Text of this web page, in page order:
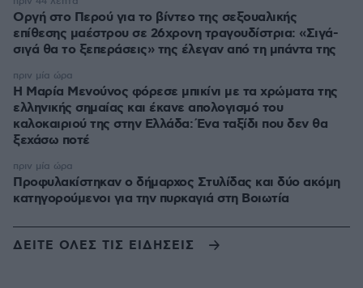
Οργή στο Περού για το βίντεο της σεξουαλικής
επίθεσης μαέστρου σε 26χρονη τραγουδίστρια: «Σιγά-
σιγά θα το ξεπεράσεις» της έλεγαν από τη μπάντα της
Η Μαρία Μενούνος φόρεσε μπικίνι με τα χρώματα της
ελληνικής σημαίας και έκανε απολογισμό του
καλοκαιριού της στην Ελλάδα: Ένα ταξίδι που δεν θα
ξεχάσω ποτέ
πριν μία ώρα
Προφυλακίστηκαν ο δήμαρχος Στυλίδας και δύο ακόμη
κατηγορούμενοι για την πυρκαγιά στη Βοιωτία
πριν μία ώρα
ΔΕΙΤΕ ΟΛΕΣ ΤΙΣ ΕΙΔΗΣΕΙΣ